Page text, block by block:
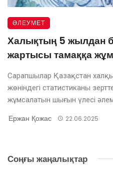
ӘЛЕУМЕТ
Халықтың 5 жылдан
жартысы тамаққа
Сарапшылар Қазақстан
жөніндегі статистиканы
жұмсалатын шығын үлесі әлем
Ержан Қожас 22.06.2025
Соңғы жаңалықтар